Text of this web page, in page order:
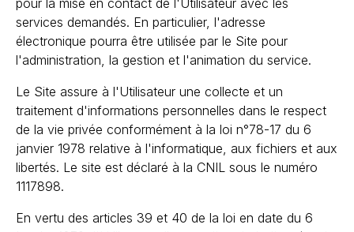
pour la mise en contact de l'Utilisateur avec les
services demandés. En particulier, l'adresse
électronique pourra être utilisée par le Site pour
l'administration, la gestion et l'animation du service.
Le Site assure à l'Utilisateur une collecte et un
traitement d'informations personnelles dans le respect
de la vie privée conformément à la loi n°78-17 du 6
janvier 1978 relative à l'informatique, aux fichiers et aux
libertés. Le site est déclaré à la CNIL sous le numéro
1117898.
En vertu des articles 39 et 40 de la loi en date du 6